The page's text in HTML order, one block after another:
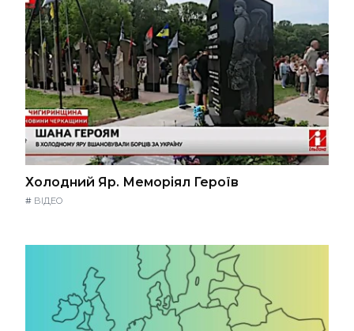
Холодний Яр. Меморіял Героїв
# ВІДЕО